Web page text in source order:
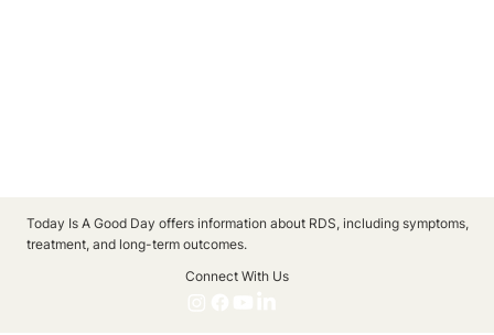
Today Is A Good Day offers information about RDS, including symptoms,
treatment, and long-term outcomes.
Connect With Us